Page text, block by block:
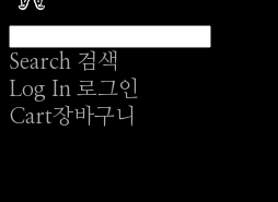
Search 검색
Log In 로그인
Cart장바구니